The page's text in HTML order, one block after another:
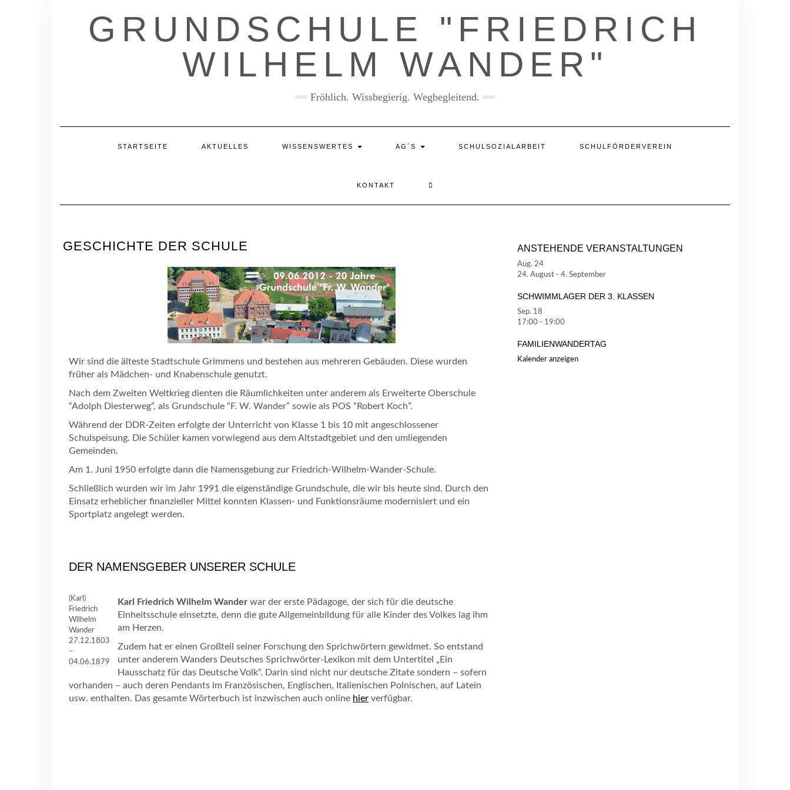
GRUNDSCHULE "FRIEDRICH
WILHELM WANDER"
Fröhlich. Wissbegierig. Wegbegleitend.
STARTSEITE AKTUELLES WISSENSWERTES AG´S SCHULSOZIALARBEIT SCHULFÖRDERVEREIN
KONTAKT
GESCHICHTE DER SCHULE
Wir sind die älteste Stadtschule Grimmens und bestehen aus mehreren Gebäuden. Diese wurden
früher als Mädchen- und Knabenschule genutzt.
Nach dem Zweiten Weltkrieg dienten die Räumlichkeiten unter anderem als Erweiterte Oberschule
“Adolph Diesterweg”, als Grundschule “F. W. Wander” sowie als POS “Robert Koch”.
Während der DDR-Zeiten erfolgte der Unterricht von Klasse 1 bis 10 mit angeschlossener
Schulspeisung. Die Schüler kamen vorwiegend aus dem Altstadtgebiet und den umliegenden
Gemeinden.
Am 1. Juni 1950 erfolgte dann die Namensgebung zur Friedrich-Wilhelm-Wander-Schule.
Schließlich wurden wir im Jahr 1991 die eigenständige Grundschule, die wir bis heute sind. Durch den
Einsatz erheblicher finanzieller Mittel konnten Klassen- und Funktionsräume modernisiert und ein
Sportplatz angelegt werden.
DER NAMENSGEBER UNSERER SCHULE
(Karl)
Friedrich
Wilhelm
Wander
27.12.1803
–
04.06.1879
Karl Friedrich Wilhelm Wander war der erste Pädagoge, der sich für die deutsche
Einheitsschule einsetzte, denn die gute Allgemeinbildung für alle Kinder des Volkes lag ihm
am Herzen.
Zudem hat er einen Großteil seiner Forschung den Sprichwörtern gewidmet. So entstand
unter anderem Wanders Deutsches Sprichwörter-Lexikon mit dem Untertitel „Ein
Hausschatz für das Deutsche Volk“. Darin sind nicht nur deutsche Zitate sondern – sofern
vorhanden – auch deren Pendants im Französischen, Englischen, Italienischen Polnischen, auf Latein
usw. enthalten. Das gesamte Wörterbuch ist inzwischen auch online hier verfügbar.
ANSTEHENDE VERANSTALTUNGEN
Aug.24
24. August -4. September
SCHWIMMLAGER DER 3. KLASSEN
Sep. 18
17:00 - 19:00
FAMILIENWANDERTAG
Kalender anzeigen